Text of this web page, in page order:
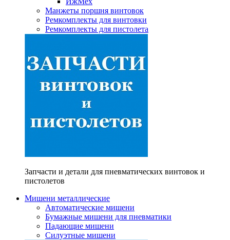
Манжеты поршня винтовок
Ремкомплекты для винтовки
Ремкомплекты для пистолета
Запчасти и детали для пневматических винтовок и
пистолетов
Мишени металлические
Автоматические мишени
Бумажные мишени для пневматики
Падающие мишени
Силуэтные мишени